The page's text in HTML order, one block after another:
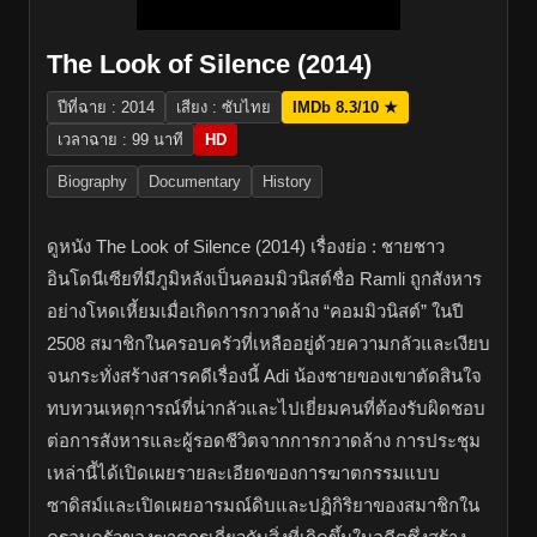
The Look of Silence (2014)
ปีที่ฉาย : 2014 เสียง : ซับไทย
IMDb 8.3/10 ★
เวลาฉาย : 99 นาที
HD
Biography Documentary History
ดูหนัง The Look of Silence (2014) เรื่องย่อ : ชายชาว
อินโดนีเซียที่มีภูมิหลังเป็นคอมมิวนิสต์ชื่อ Ramli ถูกสังหาร
อย่างโหดเหี้ยมเมื่อเกิดการกวาดล้าง “คอมมิวนิสต์” ในปี
2508 สมาชิกในครอบครัวที่เหลืออยู่ด้วยความกลัวและเงียบ
จนกระทั่งสร้างสารคดีเรื่องนี้ Adi น้องชายของเขาตัดสินใจ
ทบทวนเหตุการณ์ที่น่ากลัวและไปเยี่ยมคนที่ต้องรับผิดชอบ
ต่อการสังหารและผู้รอดชีวิตจากการกวาดล้าง การประชุม
เหล่านี้ได้เปิดเผยรายละเอียดของการฆาตกรรมแบบ
ซาดิสม์และเปิดเผยอารมณ์ดิบและปฏิกิริยาของสมาชิกใน